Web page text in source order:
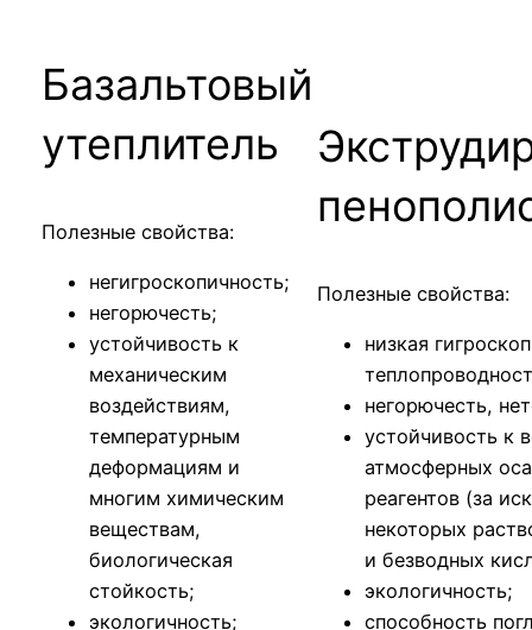
Базальтовый
утеплитель
Полезные свойства:
негигроскопичность;
негорючесть;
устойчивость к
механическим
воздействиям,
температурным
деформациям и
многим химическим
веществам,
биологическая
стойкость;
экологичность;
Полезные свойства:
низкая
негорючесть,
устойчивость к
атмосферных
реагентов (за
некоторых
и безводных
экологичность;
способность